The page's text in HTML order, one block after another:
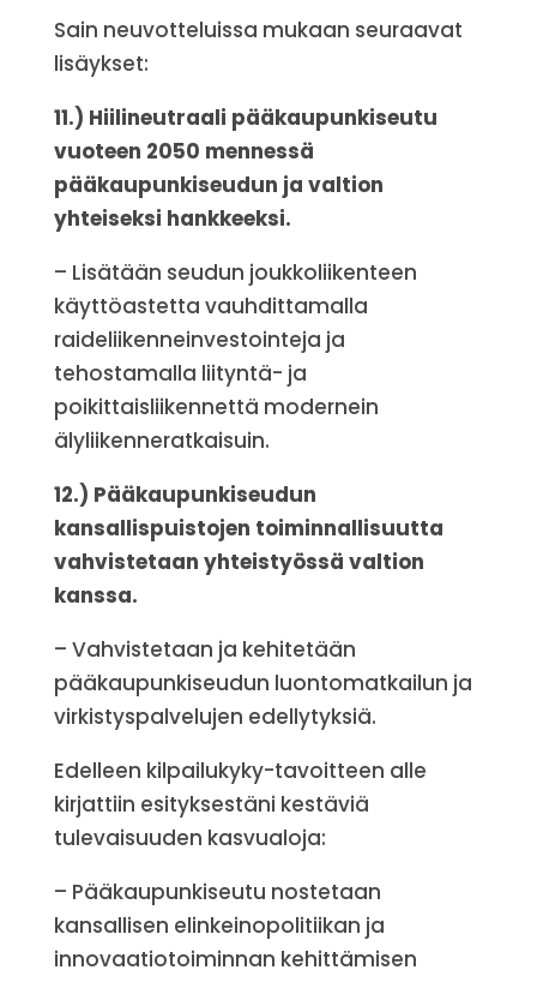
Sain neuvotteluissa mukaan seuraavat
lisäykset:
11.) Hiilineutraali pääkaupunkiseutu
vuoteen 2050 mennessä
pääkaupunkiseudun ja valtion
yhteiseksi hankkeeksi.
– Lisätään seudun joukkoliikenteen
käyttöastetta vauhdittamalla
raideliikenneinvestointeja ja
tehostamalla liityntä- ja
poikittaisliikennettä modernein
älyliikenneratkaisuin.
12.) Pääkaupunkiseudun
kansallispuistojen toiminnallisuutta
vahvistetaan yhteistyössä valtion
kanssa.
– Vahvistetaan ja kehitetään
pääkaupunkiseudun luontomatkailun ja
virkistyspalvelujen edellytyksiä.
Edelleen kilpailukyky-tavoitteen alle
kirjattiin esityksestäni kestäviä
tulevaisuuden kasvualoja:
– Pääkaupunkiseutu nostetaan
kansallisen elinkeinopolitiikan ja
innovaatiotoiminnan kehittämisen